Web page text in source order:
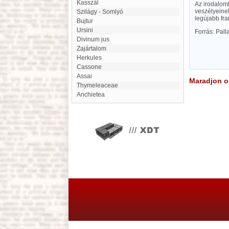
kasszál
Szilágy - Somlyó
Bujtur
Ursini
Divinum jus
Zajártalom
Herkules
cassone
Assai
Thymeleaceae
Anchietea
Az
legújabb
Forrás:
Maradjon